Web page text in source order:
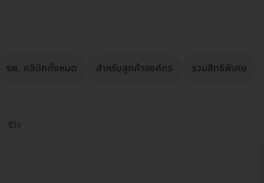
รพ. คลินิกทั้งหมด สำหรับลูกค้าองค์กร รวมสิทธิพิเศษ
รีวิว